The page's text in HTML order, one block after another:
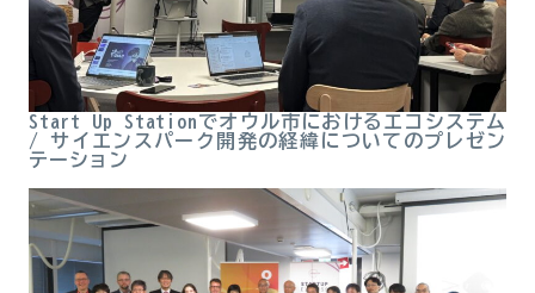
Start Up Stationでオウル市におけるエコシステム
/ サイエンスパーク開発の経緯についてのプレゼン
テーション